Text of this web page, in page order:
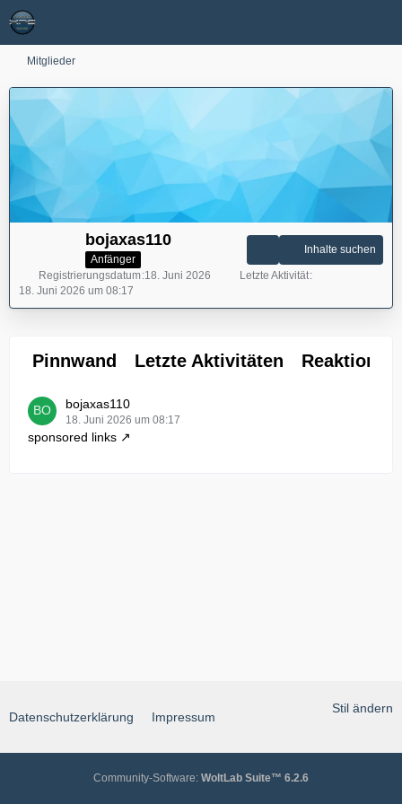
Mitglieder
bojaxas110
Anfänger
Inhalte suchen
Registrierungsdatum 18. Juni 2026
Letzte Aktivität
18. Juni 2026 um 08:17
Pinnwand Letzte Aktivitäten Reaktionen
bojaxas110
18. Juni 2026 um 08:17
sponsored links
Stil ändern
Datenschutzerklärung Impressum
Community-Software: WoltLab Suite™ 6.2.6